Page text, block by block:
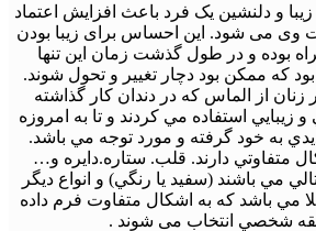
و دلنشین یک فرد باعث افزایش اعتماد
وی می شود. این احساس برای زیبا بودن
بوده و در طول گذشت زمان این تنها
که ممکن بود دچار تغییر و تحول شوند.
از الماس كه در دندان كار گذاشته
زيبايي استفاده مي كردند و تا به امروزه
به خود گرفته و مورد توجه مي باشد.
متفاوتي دارند. قلب. ستاره.دايره و…
مي باشند (سفيد يا رنگي) و انواع ديگر
مي باشد كه به اشكال متفاوت فرم داده
شخصي انتخاب می شوند .